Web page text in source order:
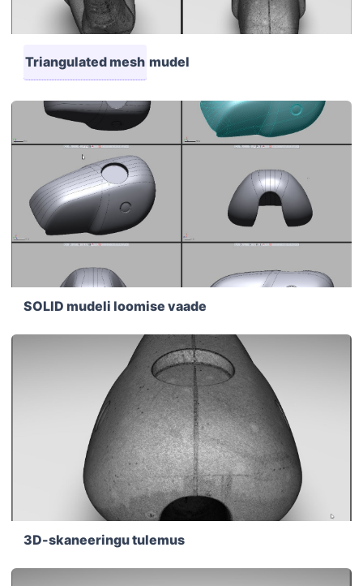
Triangulated mesh mudel
SOLID mudeli loomise vaade
3D-skaneeringu tulemus